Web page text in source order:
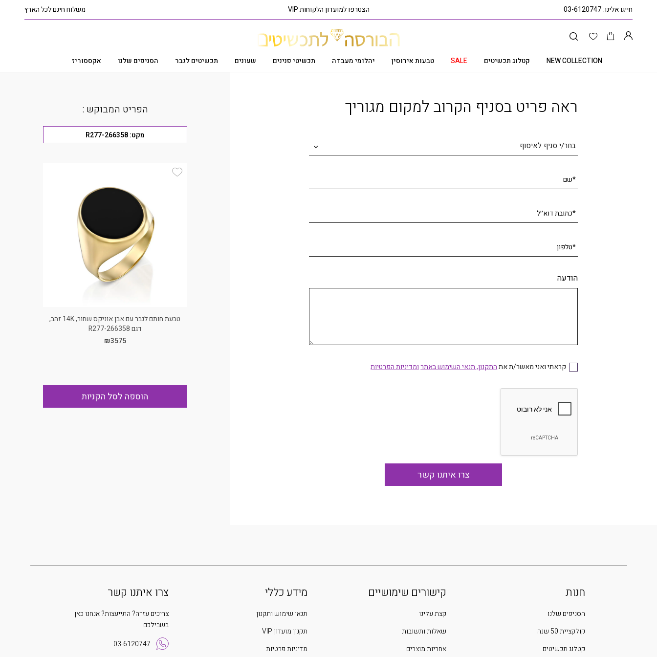
חייגו אלינו:03-6120747 הצטרפו למועדון הלקוחות VIP משלוח חינם לכל הארץ
NEW COLLECTION קטלוג תכשיטים SALE טבעות אירוסין יהלומי מעבדה תכשיטי פנינים שעונים תכשיטים לגבר הסניפים שלנו אקססוריז
ראה פריט בסניף הקרוב למקום מגוריך
בחר/י סניף לאיסוף
*שם
*כתובת דוא׳׳ל
*טלפון
הודעה
קראתי ואני מאשר/ת אתהתקנון, תנאי השימוש באתר ומדיניות הפרטיות
הפריט המבוקש :
מקט: R277-266358
טבעת חותם לגבר עם אבן אוניקס שחור, 14K זהב,
דגם R277-266358
₪3575
הוספה לסל הקניות
חנות
הסניפים שלנו
קולקציית 50 שנה
קטלוג תכשיטים
קישורים שימושיים
קצת עלינו
שאלות ותשובות
אחריות מוצרים
מידע כללי
תנאי שימוש ותקנון
תקנון מועדון VIP
מדיניות פרטיות
צרו איתנו קשר
צריכים עזרה? התייעצות? אנחנו כאן
בשבילכם
03-6120747